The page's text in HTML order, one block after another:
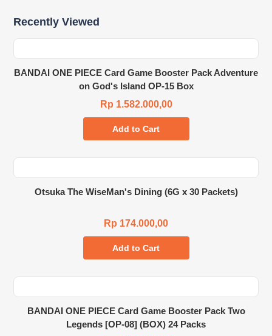
Recently Viewed
BANDAI ONE PIECE Card Game Booster Pack Adventure
on God's Island OP-15 Box
Rp 1.582.000,00
Add to Cart
Otsuka The WiseMan's Dining (6G x 30 Packets)
Rp 174.000,00
Add to Cart
BANDAI ONE PIECE Card Game Booster Pack Two
Legends [OP-08] (BOX) 24 Packs